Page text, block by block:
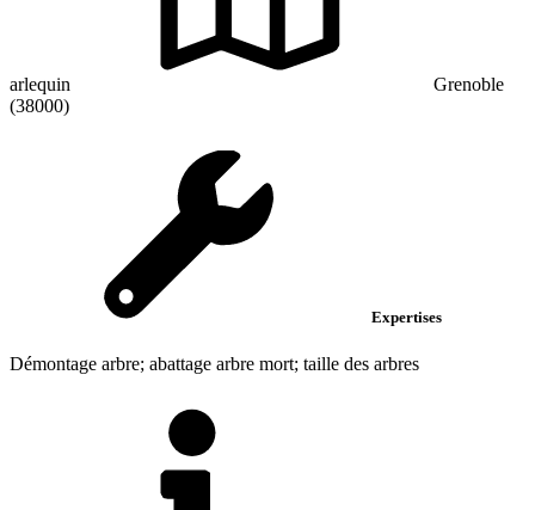
arlequin
Grenoble
(38000)
Expertises
Démontage arbre; abattage arbre mort; taille des arbres